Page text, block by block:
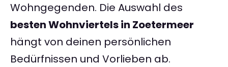
Wohngegenden. Die Auswahl des
besten Wohnviertels in Zoetermeer
hängt von deinen persönlichen
Bedürfnissen und Vorlieben ab.